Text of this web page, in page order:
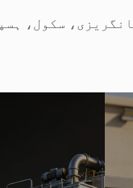
موقع ملا ہے،